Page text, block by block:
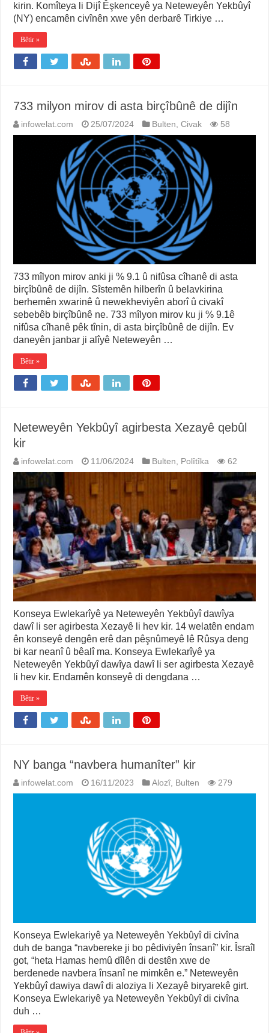
kirin. Komîteya li Dijî Êşkenceyê ya Neteweyên Yekbûyî
(NY) encamên civînên xwe yên derbarê Tirkiye …
Bêtir »
733 milyon mirov di asta birçîbûnê de dijîn
infowelat.com 25/07/2024 Bulten,Civak 58
733 mîlyon mirov anki ji % 9.1 û nifûsa cîhanê di asta
birçîbûnê de dijîn. Sîstemên hilberîn û belavkirina
berhemên xwarinê û newekheviyên aborî û civakî
sebebêb birçîbûnê ne. 733 mîlyon mirov ku ji % 9.1ê
nifûsa cîhanê pêk tînin, di asta birçîbûnê de dijîn. Ev
daneyên janbar ji alîyê Neteweyên …
Bêtir »
Neteweyên Yekbûyî agirbesta Xezayê qebûl
kir
infowelat.com 11/06/2024 Bulten, Polîtîka 62
Konseya Ewlekarîyê ya Neteweyên Yekbûyî dawîya
dawî li ser agirbesta Xezayê li hev kir. 14 welatên endam
ên konseyê dengên erê dan pêşnûmeyê lê Rûsya deng
bi kar neanî û bêalî ma. Konseya Ewlekarîyê ya
Neteweyên Yekbûyî dawîya dawî li ser agirbesta Xezayê
li hev kir. Endamên konseyê di dengdana …
Bêtir »
NY banga “navbera humanîter” kir
infowelat.com 16/11/2023 Alozî Bulten 279
Konseya Ewlekariyê ya Neteweyên Yekbûyî di civîna
duh de banga “navbereke ji bo pêdiviyên însanî” kir. Îsraîl
got, “heta Hamas hemû dîlên di destên xwe de
berdenede navbera însanî ne mimkên e.” Neteweyên
Yekbûyî dawiya dawî di aloziya li Xezayê biryarekê girt.
Konseya Ewlekariyê ya Neteweyên Yekbûyî di civîna
duh …